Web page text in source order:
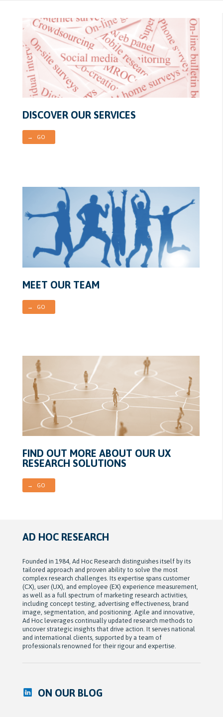
DISCOVER OUR SERVICES
→ GO
MEET OUR TEAM
→ GO
FIND OUT MORE ABOUT OUR UX
RESEARCH SOLUTIONS
→ GO
AD HOC RESEARCH
Founded in 1984, Ad Hoc Research distinguishes itself by its
tailored approach and proven ability to solve the most
complex research challenges. Its expertise spans customer
(CX), user (UX), and employee (EX) experience measurement,
as well as a full spectrum of marketing research activities,
including concept testing, advertising effectiveness, brand
image, segmentation, and positioning. Agile and innovative,
Ad Hoc leverages continually updated research methods to
uncover strategic insights that drive action. It serves national
and international clients, supported by a team of
professionals renowned for their rigour and expertise.
ON OUR BLOG